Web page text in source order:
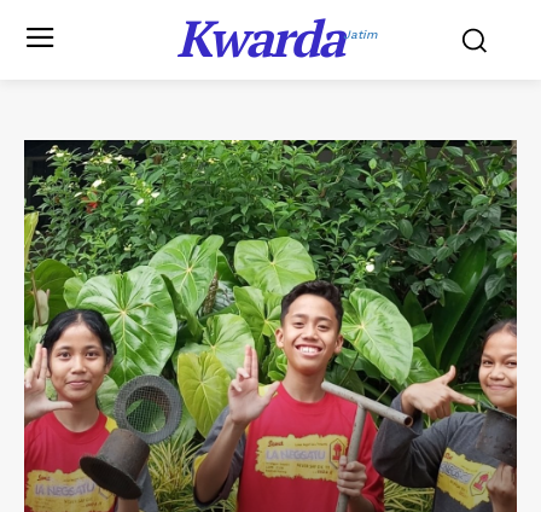
KwardaJatim